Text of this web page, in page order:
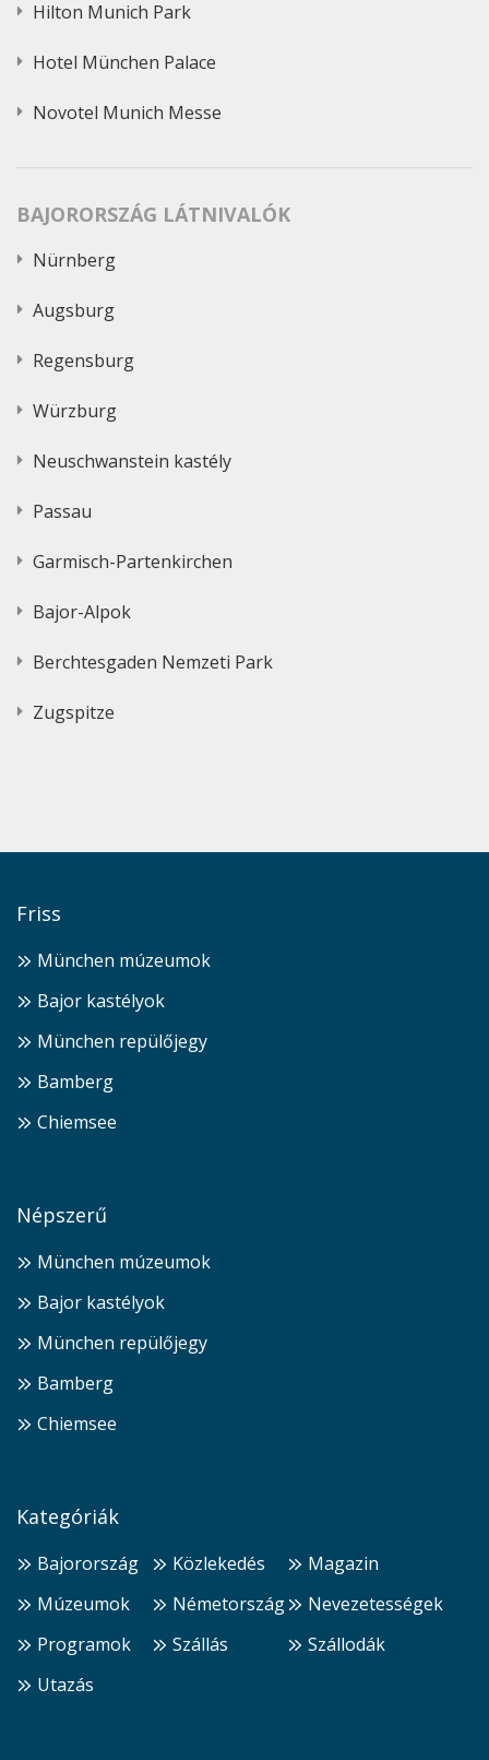
Hilton Munich Park
Hotel München Palace
Novotel Munich Messe
BAJORORSZÁG LÁTNIVALÓK
Nürnberg
Augsburg
Regensburg
Würzburg
Neuschwanstein kastély
Passau
Garmisch-Partenkirchen
Bajor-Alpok
Berchtesgaden Nemzeti Park
Zugspitze
Friss
München múzeumok
Bajor kastélyok
München repülőjegy
Bamberg
Chiemsee
Népszerű
München múzeumok
Bajor kastélyok
München repülőjegy
Bamberg
Chiemsee
Kategóriák
Bajorország Közlekedés
Magazin
Múzeumok
Németország
Nevezetességek
Programok
Szállás
Szállodák
Utazás